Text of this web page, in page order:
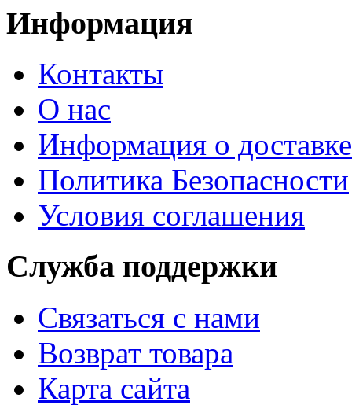
Информация
Контакты
О нас
Информация о доставке
Политика Безопасности
Условия соглашения
Служба поддержки
Связаться с нами
Возврат товара
Карта сайта